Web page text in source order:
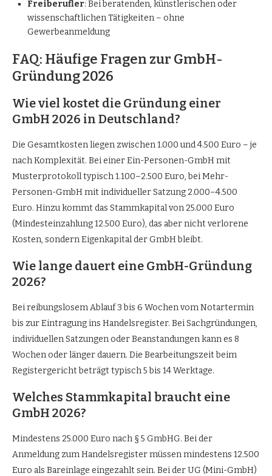
Freiberufler: Bei beratenden, künstlerischen oder
wissenschaftlichen Tätigkeiten – ohne
Gewerbeanmeldung
FAQ: Häufige Fragen zur GmbH-
Gründung 2026
Wie viel kostet die Gründung einer
GmbH 2026 in Deutschland?
Die Gesamtkosten liegen zwischen 1.000 und 4.500 Euro – je
nach Komplexität. Bei einer Ein-Personen-GmbH mit
Musterprotokoll typisch 1.100–2.500 Euro, bei Mehr-
Personen-GmbH mit individueller Satzung 2.000–4.500
Euro. Hinzu kommt das Stammkapital von 25.000 Euro
(Mindesteinzahlung 12.500 Euro), das aber nicht verlorene
Kosten, sondern Eigenkapital der GmbH bleibt.
Wie lange dauert eine GmbH-Gründung
2026?
Bei reibungslosem Ablauf 3 bis 6 Wochen vom Notartermin
bis zur Eintragung ins Handelsregister. Bei Sachgründungen,
individuellen Satzungen oder Beanstandungen kann es 8
Wochen oder länger dauern. Die Bearbeitungszeit beim
Registergericht beträgt typisch 5 bis 14 Werktage.
Welches Stammkapital braucht eine
GmbH 2026?
Mindestens 25.000 Euro nach § 5 GmbHG. Bei der
Anmeldung zum Handelsregister müssen mindestens 12.500
Euro als Bareinlage eingezahlt sein. Bei der UG (Mini-GmbH)